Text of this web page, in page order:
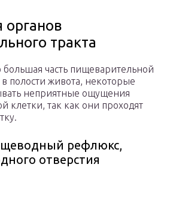
органов
тракта
большая часть пищеварительной
полости живота, некоторые
неприятные ощущения
клетки, так как они проходят
рефлюкс,
отверстия